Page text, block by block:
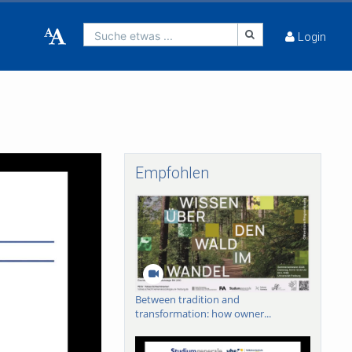
Suche etwas ... Login
Empfohlen
Between tradition and
transformation: how owner...